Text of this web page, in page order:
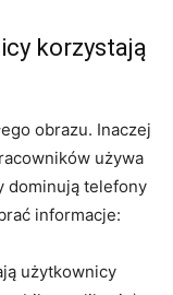
korzystają
obrazu. Inaczej
używa
dominują telefony
informacje:
użytkownicy